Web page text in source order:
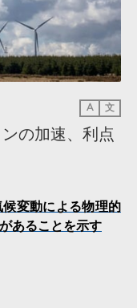
A 文
の加速、利点
変動による物理的
あることを示す